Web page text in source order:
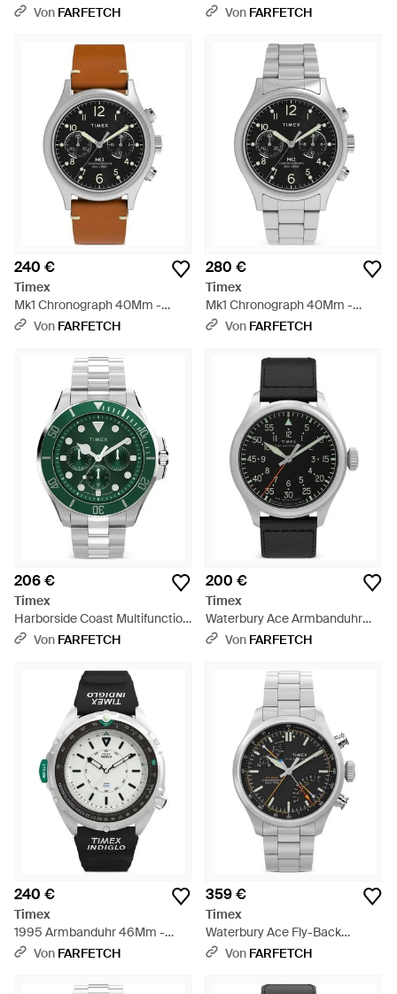
Chronograph 41Mm - Grün
Von FARFETCH
40,5Mm - Blau
Von FARFETCH
240 €
Timex
Mk1 Chronograph 40Mm -
Schwarz
Von FARFETCH
280 €
Timex
Mk1 Chronograph 40Mm -
GrauVon FARFETCH
206 €
Timex
Harborside Coast Multifunction
Armbanduhr 43Mm - Grün
Von FARFETCH
200 €
Timex
Waterbury Ace Armbanduhr
41Mm - Schwarz
Von FARFETCH
240 €
Timex
1995 Armbanduhr 46Mm -
Schwarz
Von FARFETCH
359 €
Timex
Waterbury Ace Fly-Back
Armbanduhr 43Mm - Grau
Von FARFETCH